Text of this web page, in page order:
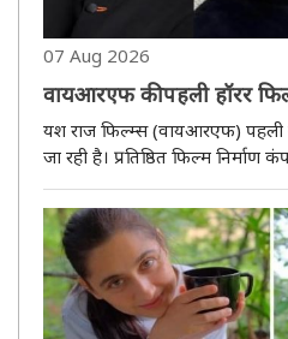
07 Aug 2026
वायआरएफ की पहली हॉरर
यश राज फिल्म्स (वायआरएफ) पहली
जा रही है। प्रतिष्ठित फिल्म
करेंगे। अभय पन्नू समीक्षकों द्वारा